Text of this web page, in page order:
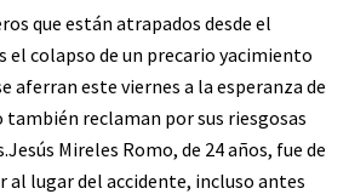
que están atrapados desde el
el colapso de un precario yacimiento
aferran este viernes a la esperanza de
también reclaman por sus riesgosas
Mireles Romo, de 24 años, fue de
al lugar del accidente, incluso antes